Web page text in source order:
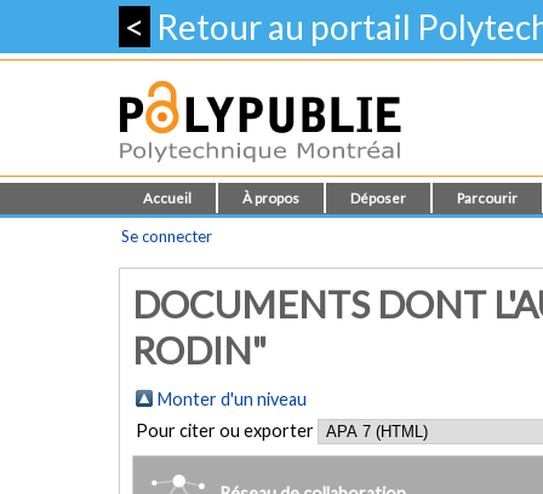
< Retour au portail
Accueil À propos Déposer Parcourir
Se connecter
DOCUMENTS DONT
RODIN"
Monter d'un niveau
Pour citer ou exporter